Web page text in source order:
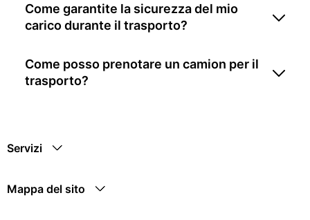
Come garantite la sicurezza del mio
carico durante il trasporto?
Come posso prenotare un camion per il
trasporto?
Servizi
Mappa del sito